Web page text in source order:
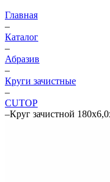
Главная
–
Каталог
–
Абразив
–
Круги зачистные
–
CUTOP
–Круг зачистной